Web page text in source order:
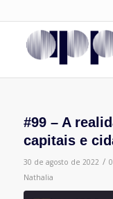
#99 – A
capitais e
30 de agosto de 2022 /
Nathalia